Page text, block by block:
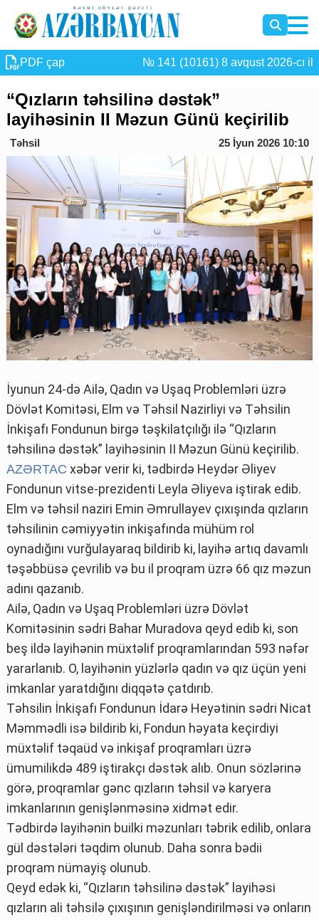
PDF çap № 141 (10161) 8 avqust 2026-cı il
“Qızların təhsilinə dəstək”
layihəsinin II Məzun Günü keçirilib
Təhsil 25 İyun 2026 10:10
İyunun 24-də Ailə, Qadın və Uşaq Problemləri üzrə
Dövlət Komitəsi, Elm və Təhsil Nazirliyi və Təhsilin
İnkişafı Fondunun birgə təşkilatçılığı ilə “Qızların
təhsilinə dəstək” layihəsinin II Məzun Günü keçirilib.
AZƏRTAC xəbər verir ki, tədbirdə Heydər Əliyev
Fondunun vitse-prezidenti Leyla Əliyeva iştirak edib.
Elm və təhsil naziri Emin Əmrullayev çıxışında qızların
təhsilinin cəmiyyətin inkişafında mühüm rol
oynadığını vurğulayaraq bildirib ki, layihə artıq davamlı
təşəbbüsə çevrilib və bu il proqram üzrə 66 qız məzun
adını qazanıb.
Ailə, Qadın və Uşaq Problemləri üzrə Dövlət
Komitəsinin sədri Bahar Muradova qeyd edib ki, son
beş ildə layihənin müxtəlif proqramlarından 593 nəfər
yararlanıb. O, layihənin yüzlərlə qadın və qız üçün yeni
imkanlar yaratdığını diqqətə çatdırıb.
Təhsilin İnkişafı Fondunun İdarə Heyətinin sədri Nicat
Məmmədli isə bildirib ki, Fondun həyata keçirdiyi
müxtəlif təqaüd və inkişaf proqramları üzrə
ümumilikdə 489 iştirakçı dəstək alıb. Onun sözlərinə
görə, proqramlar gənc qızların təhsil və karyera
imkanlarının genişlənməsinə xidmət edir.
Tədbirdə layihənin builki məzunları təbrik edilib, onlara
gül dəstələri təqdim olunub. Daha sonra bədii
proqram nümayiş olunub.
Qeyd edək ki, “Qızların təhsilinə dəstək” layihəsi
qızların ali təhsilə çıxışının genişləndirilməsi və onların